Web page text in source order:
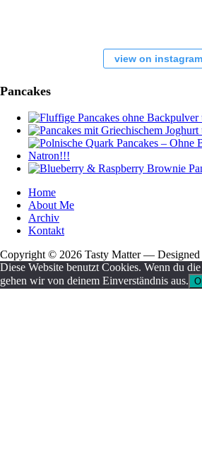
view on instagram
Pancakes
Home
About Me
Archiv
Kontakt
Copyright © 2026 Tasty Matter — Designed
Diese Website benutzt Cookies. Wenn du
gehen wir von deinem Einverständnis aus.